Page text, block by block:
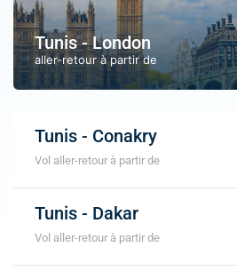
Tunis - London
aller-retour à partir de
Tunis - Conakry
Vol aller-retour à partir de
Tunis - Dakar
Vol aller-retour à partir de